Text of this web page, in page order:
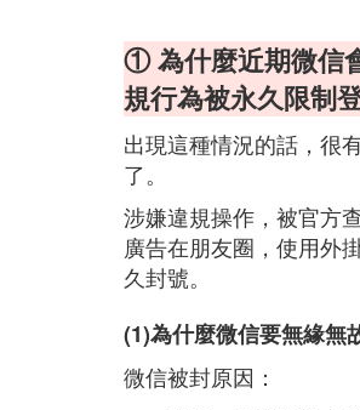
① 為什麼近期微信
規行為被永久限制
出現這種情況的話，很
了。
涉嫌違規操作，被官方
廣告在朋友圈，使用外
久封號。
(1)為什麼微信要無緣無
微信被封原因：